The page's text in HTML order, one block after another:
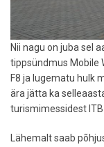
Nii nagu on juba sel
tippsündmus Mobile
F8 ja lugematu hulk
ära jätta ka
turismimessidest ITB
Lähemalt saab